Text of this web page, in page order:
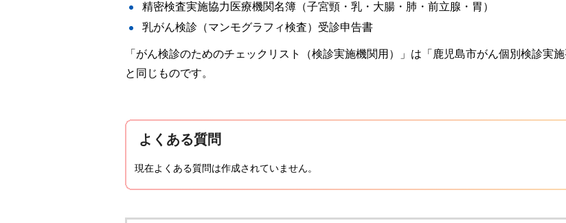
精密検査実施協力医療機関名簿（子宮頸・乳・大腸・肺・前立腺・胃）
乳がん検診（マンモグラフィ検査）受診申告書
「がん検診のためのチェックリスト（検診実施機関用）」は「鹿児島市がん個別検診実
と同じものです。
よくある質問
現在よくある質問は作成されていません。